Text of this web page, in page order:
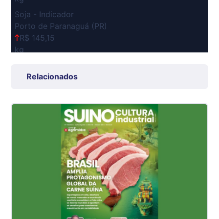
Soja - Indicador
Porto de Paranaguá (PR)
R$ 145,15
kg
Grande São Paulo (SP)
kg
Suíno - Estadual
Suíno - Estadual
Relacionados